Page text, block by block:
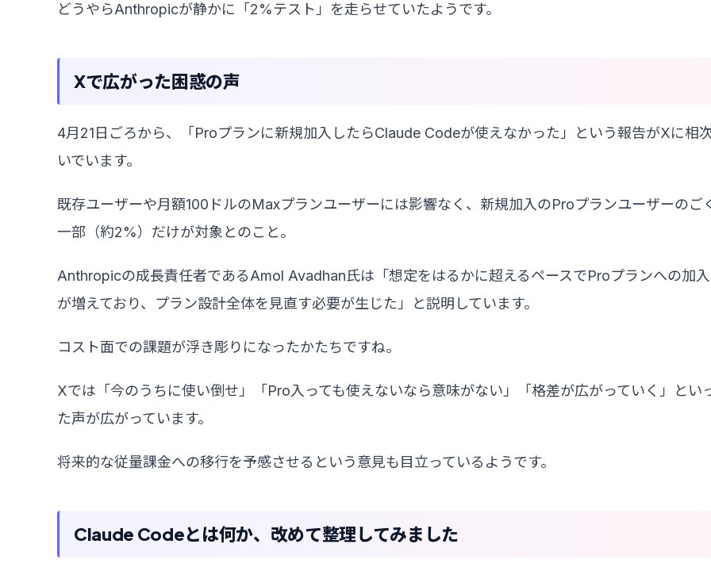
どうやらAnthropicが静かに「2%テスト」を走らせていたようです。
Xで広がった困惑の声
4月21日ごろから、「Proプランに新規加入したらClaude Codeが使えなかった」という報告がXに相
いでいます。
既存ユーザーや月額100ドルのMaxプランユーザーには影響なく、新規加入のProプランユーザーのご
一部（約2%）だけが対象とのこと。
Anthropicの成長責任者であるAmol Avadhan氏は「想定をはるかに超えるペースでProプランへの加入
が増えており、プラン設計全体を見直す必要が生じた」と説明しています。
コスト面での課題が浮き彫りになったかたちですね。
Xでは「今のうちに使い倒せ」「Pro入っても使えないなら意味がない」「格差が広がっていく」とい
た声が広がっています。
将来的な従量課金への移行を予感させるという意見も目立っているようです。
Claude Codeとは何か、改めて整理してみました